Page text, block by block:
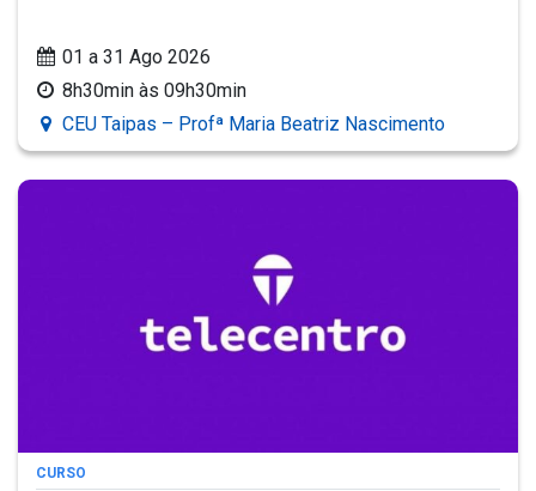
01 a 31 Ago 2026
8h30min às 09h30min
CEU Taipas – Profª Maria Beatriz Nascimento
CURSO